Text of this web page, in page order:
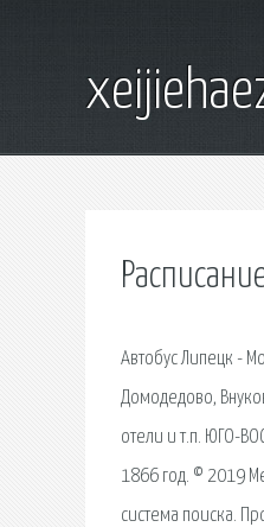
Автобус Липецк -
Домодедово,
отели и т.п. ЮГО-
1866 год. © 2019
система поиска.